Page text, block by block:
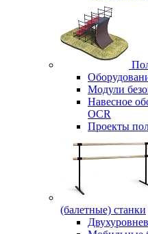
Модули
Навесное
OCR
Проекты
(балетные) станки